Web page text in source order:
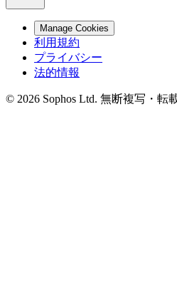
Manage Cookies
利用規約
プライバシー
法的情報
© 2026 Sophos Ltd. 無断複写・転